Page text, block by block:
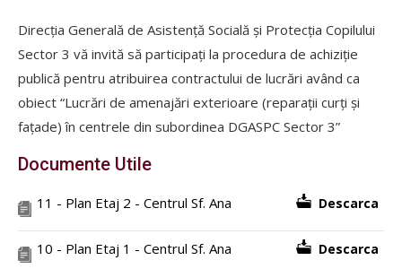
Direcția Generală de Asistență Socială și Protecția Copilului
Sector 3 vă invită să participați la procedura de achiziție
publică pentru atribuirea contractului de lucrări având ca
obiect “Lucrări de amenajări exterioare (reparații curți și
fațade) în centrele din subordinea DGASPC Sector 3”
Documente Utile
11 - Plan Etaj 2 - Centrul Sf. Ana Descarca
10 - Plan Etaj 1 - Centrul Sf. Ana Descarca